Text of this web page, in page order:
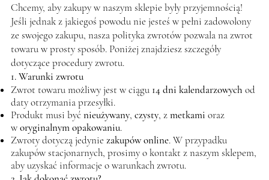
Chcemy, aby zakupy w naszym sklepie były przyjemnością!
Jeśli jednak z jakiegoś powodu nie jesteś w pełni zadowolony
ze swojego zakupu, nasza polityka zwrotów pozwala na zwrot
towaru w prosty sposób. Poniżej znajdziesz szczegóły
dotyczące procedury zwrotu.
1. Warunki zwrotu
Zwrot towaru możliwy jest w ciągu 14 dni kalendarzowych od
daty otrzymania przesyłki.
Produkt musi być nieużywany, czysty, zmetkami oraz
woryginalnym opakowaniu.
Zwroty dotyczą jedynie zakupów online. W przypadku
zakupów stacjonarnych, prosimy o kontakt z naszym sklepem,
aby uzyskać informacje o warunkach zwrotu.